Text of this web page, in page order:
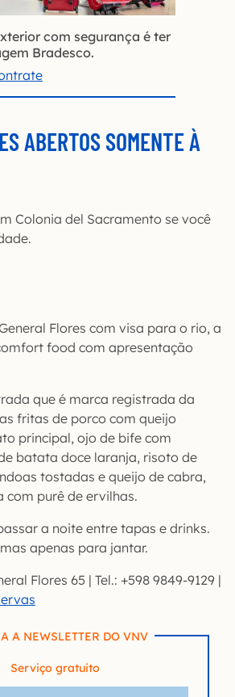
com segurança é ter
Bradesco.
ABERTOS SOMENTE À
Colonia del Sacramento se você
Flores com visa para o rio, a
food com apresentação
que é marca registrada da
fritas de porco com queijo
principal, ojo de bife com
batata doce laranja, risoto de
tostadas e queijo de cabra,
com purê de ervilhas.
a noite entre tapas e drinks.
apenas para jantar.
Flores 65 | Tel.: +598 9849-9129 |
A NEWSLETTER DO VNV
Serviço gratuito